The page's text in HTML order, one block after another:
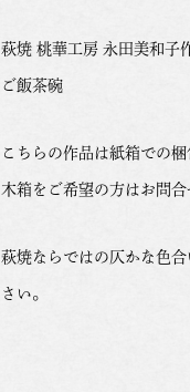
萩焼 桃華工房 永田美和子
ご飯茶碗
こちらの作品は紙箱での梱
木箱をご希望の方はお問
萩焼ならではの仄かな色
さい。